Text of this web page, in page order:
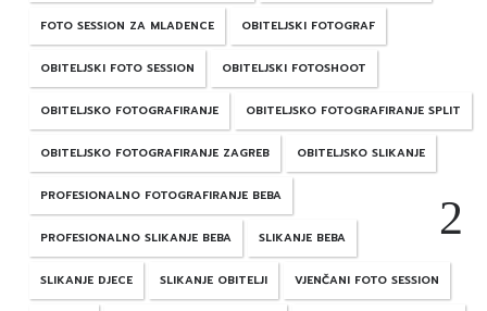
FOTO SESSION ZA MLADENCE OBITELJSKI FOTOGRAF
OBITELJSKI FOTO SESSION OBITELJSKI FOTOSHOOT
OBITELJSKO FOTOGRAFIRANJE OBITELJSKO FOTOGRAFIRANJE SPLIT
OBITELJSKO FOTOGRAFIRANJE ZAGREB OBITELJSKO SLIKANJE
PROFESIONALNO FOTOGRAFIRANJE BEBA
PROFESIONALNO SLIKANJE BEBA SLIKANJE BEBA
SLIKANJE DJECE SLIKANJE OBITELJI VJENČANI FOTO SESSION